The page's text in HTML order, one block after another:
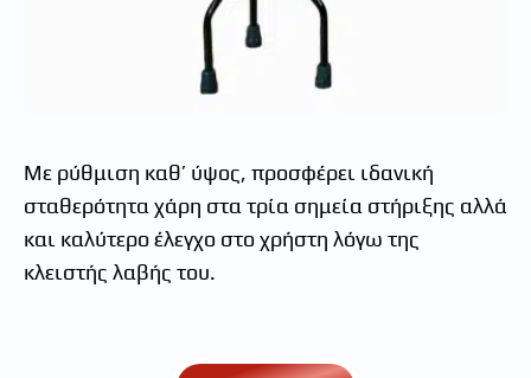
Με ρύθμιση καθ’ ύψος, προσφέρει ιδανική
σταθερότητα χάρη στα τρία σημεία στήριξης αλλά
και καλύτερο έλεγχο στο χρήστη λόγω της
κλειστής λαβής του.